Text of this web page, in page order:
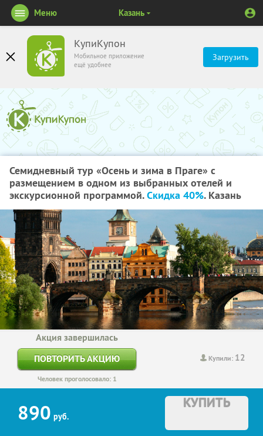
КупиКупон
Мобильное приложение
ещё удобнее
Загрузить
Меню Казань
Семидневный тур «Осень и зима в Праге» с
размещением в одном из выбранных отелей и
экскурсионной программой.Скидка 40%. Казань
Купили: 12
Акция завершилась
ПОВТОРИТЬ АКЦИЮ
Человек проголосовало: 1
890 руб.
КУПИТЬ